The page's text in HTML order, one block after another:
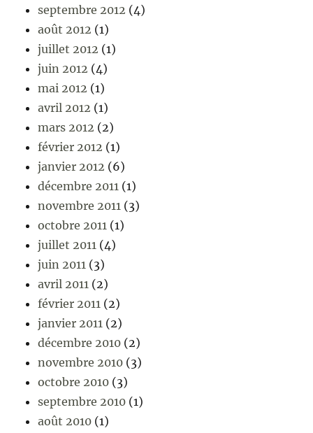
septembre 2012 (4)
août 2012 (1)
juillet 2012 (1)
juin 2012 (4)
mai 2012 (1)
avril 2012 (1)
mars 2012 (2)
février 2012 (1)
janvier 2012 (6)
décembre 2011 (1)
novembre 2011 (3)
octobre 2011 (1)
juillet 2011 (4)
juin 2011 (3)
avril 2011 (2)
février 2011 (2)
janvier 2011 (2)
décembre 2010 (2)
novembre 2010 (3)
octobre 2010 (3)
septembre 2010 (1)
août 2010 (1)